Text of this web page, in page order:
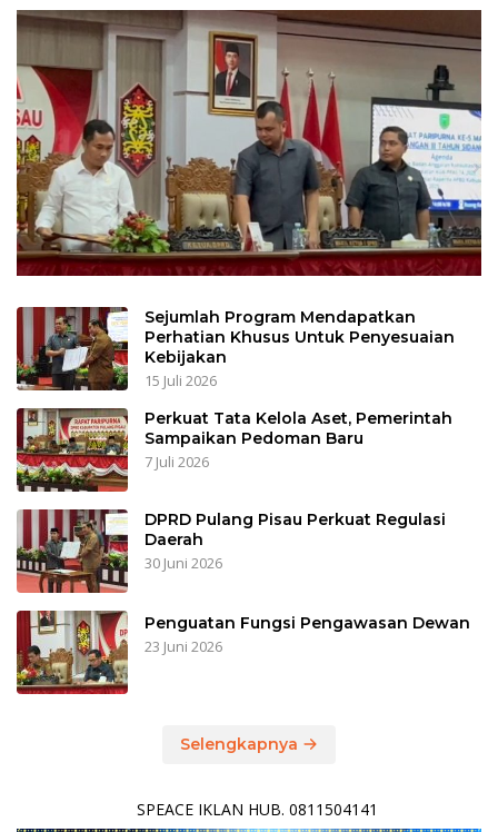
Sejumlah Program Mendapatkan
Perhatian Khusus Untuk Penyesuaian
Kebijakan
15 Juli 2026
Perkuat Tata Kelola Aset, Pemerintah
Sampaikan Pedoman Baru
7 Juli 2026
DPRD Pulang Pisau Perkuat Regulasi
Daerah
30 Juni 2026
Penguatan Fungsi Pengawasan Dewan
23 Juni 2026
Selengkapnya
SPEACE IKLAN HUB. 0811504141